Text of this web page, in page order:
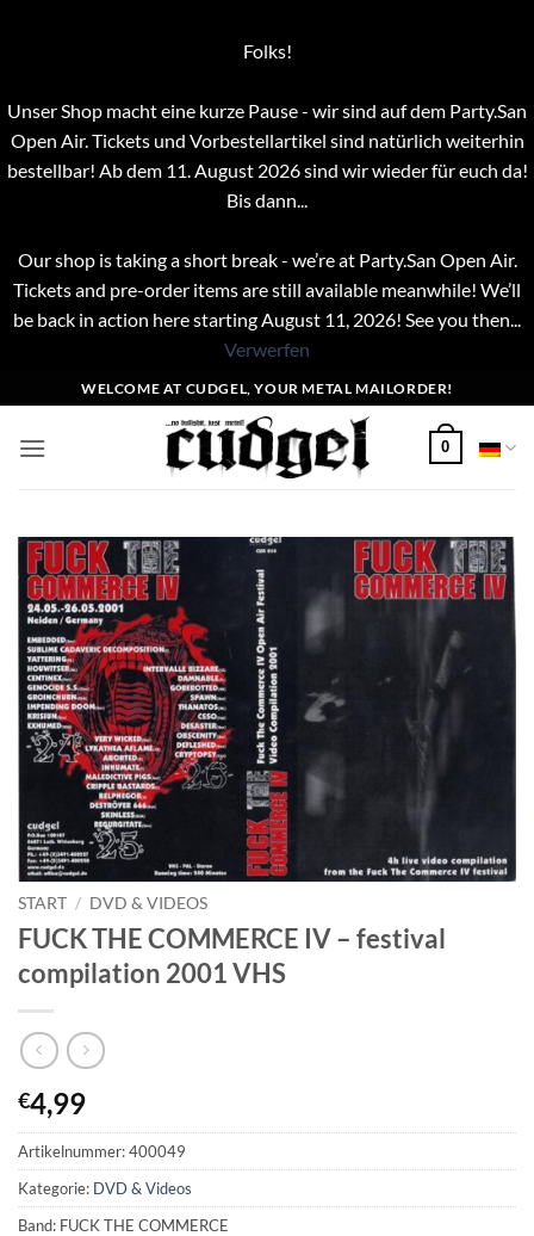
Folks!
Unser Shop macht eine kurze Pause - wir sind auf dem Party.San
Open Air. Tickets und Vorbestellartikel sind natürlich weiterhin
bestellbar! Ab dem 11. August 2026 sind wir wieder für euch da!
Bis dann...
Our shop is taking a short break - we’re at Party.San Open Air.
Tickets and pre-order items are still available meanwhile! We’ll
be back in action here starting August 11, 2026! See you then...
Verwerfen
Inhalt
springen
WELCOME AT CUDGEL, YOUR METAL MAILORDER!
0
START / DVD & VIDEOS
FUCK THE COMMERCE IV – festival
compilation 2001 VHS
€4,99
Artikelnummer:400049
Kategorie: DVD & Videos
Band: FUCK THE COMMERCE